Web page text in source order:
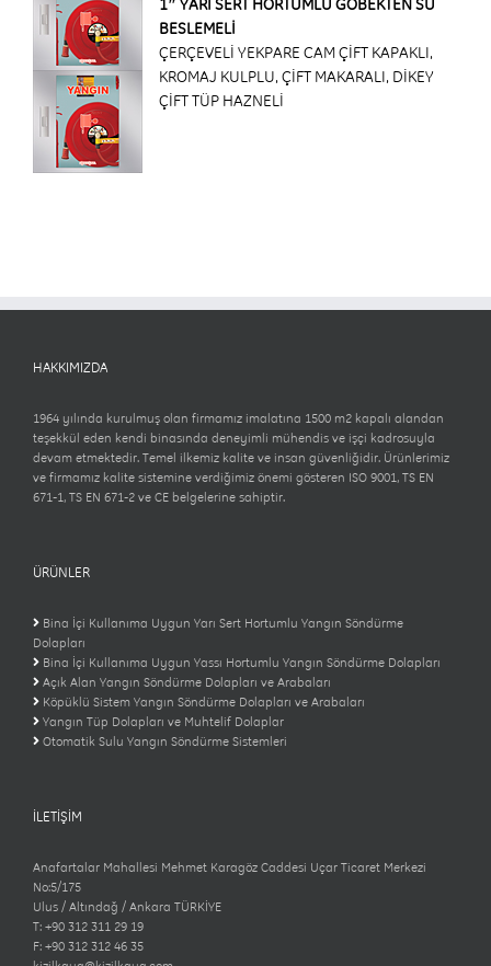
1″ YARI SERT HORTUMLU GÖBEKTEN SU
BESLEMELİ
ÇERÇEVELİ YEKPARE CAM ÇİFT KAPAKLI,
KROMAJ KULPLU, ÇİFT MAKARALI, DİKEY
ÇİFT TÜP HAZNELİ
HAKKIMIZDA
1964 yılında kurulmuş olan firmamız imalatına 1500 m2 kapalı alandan
teşekkül eden kendi binasında deneyimli mühendis ve işçi kadrosuyla
devam etmektedir. Temel ilkemiz kalite ve insan güvenliğidir. Ürünlerimiz
ve firmamız kalite sistemine verdiğimiz önemi gösteren ISO 9001, TS EN
671-1, TS EN 671-2 ve CE belgelerine sahiptir.
ÜRÜNLER
Bina İçi Kullanıma Uygun Yarı Sert Hortumlu Yangın Söndürme
Dolapları
Bina İçi Kullanıma Uygun Yassı Hortumlu Yangın Söndürme Dolapları
Açık Alan Yangın Söndürme Dolapları ve Arabaları
Köpüklü Sistem Yangın Söndürme Dolapları ve Arabaları
Yangın Tüp Dolapları ve Muhtelif Dolaplar
Otomatik Sulu Yangın Söndürme Sistemleri
İLETİŞİM
Anafartalar Mahallesi Mehmet Karagöz Caddesi Uçar Ticaret Merkezi
No:5/175
Ulus / Altındağ / Ankara TÜRKİYE
T: +90 312 311 29 19
F: +90 312 312 46 35